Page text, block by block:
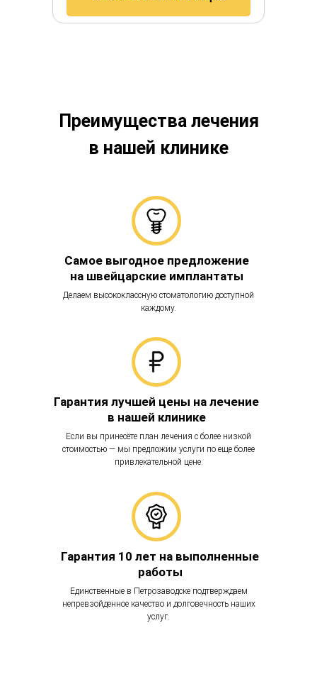
Преимущества лечения
в нашей клинике
Делаем высококлассную стоматологию доступной
каждому.
Если вы принесёте план лечения с более низкой
стоимостью — мы предложим услуги по еще более
привлекательной цене.
Единственные в Петрозаводске подтверждаем
непревзойденное качество и долговечность наших
услуг.
Гарантия 10 лет на выполненные
работы
Гарантия лучшей цены на лечение
в нашей клинике
Самое выгодное предложение
на швейцарские имплантаты